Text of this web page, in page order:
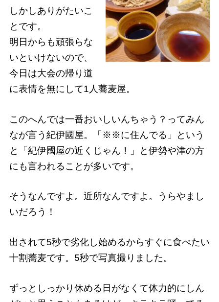
しかしありがたいこ
とです。
明日からも頑張らな
いといけないので、
今日は大会の帰り道
に表情を無にして1人蕎麦屋。
このへんでは一番おいしいんちゃう？ってみん
なが言う紀伊國屋。「※※に住んでる」という
と「紀伊國屋の近くじゃん！」と伊勢や津の方
にも言われることが多いです。
そうなんですよ。近所なんですよ。うらやまし
いだろう！
出されて5秒で劣化し始めるからすぐに食べたい
十割蕎麦です。5秒で写真撮りました。
ずっとしっかり休める日がなくて体力的にしん